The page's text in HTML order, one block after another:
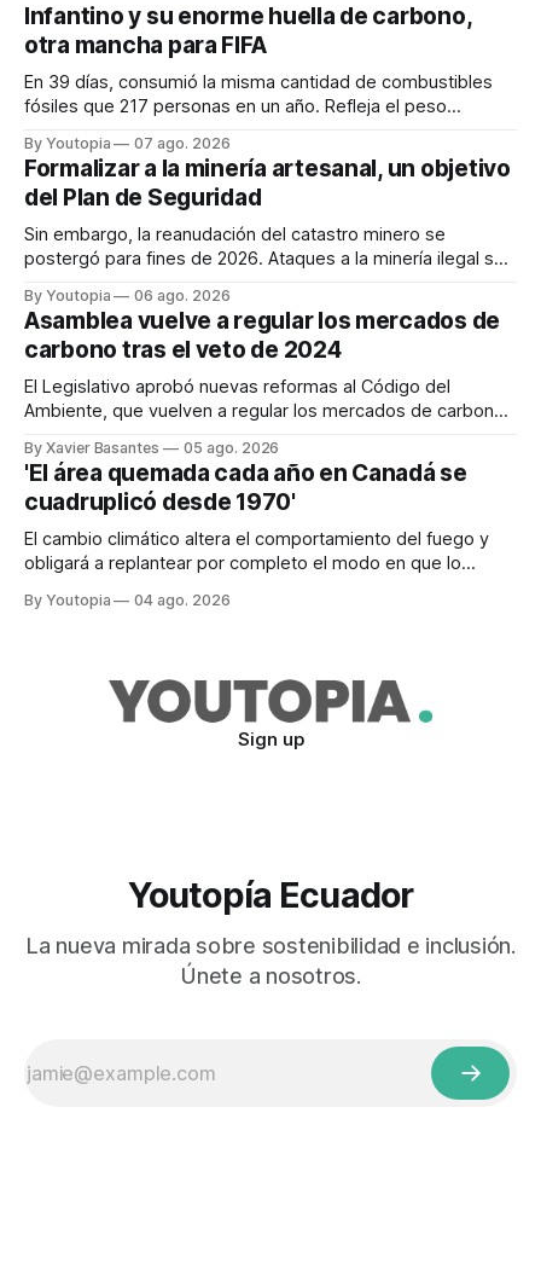
Infantino y su enorme huella de carbono,
otra mancha para FIFA
En 39 días, consumió la misma cantidad de combustibles
fósiles que 217 personas en un año. Refleja el peso
By Youtopia 07 ago. 2026
Formalizar a la minería artesanal, un objetivo
del Plan de Seguridad
Sin embargo, la reanudación del catastro minero se
postergó para fines de 2026. Ataques a la minería ilegal se
By Youtopia 06 ago. 2026
Asamblea vuelve a regular los mercados de
carbono tras el veto de 2024
El Legislativo aprobó nuevas reformas al Código del
Ambiente, que vuelven a regular los mercados de carbono,
By Xavier Basantes 05 ago. 2026
'El área quemada cada año en Canadá se
cuadruplicó desde 1970'
El cambio climático altera el comportamiento del fuego y
obligará a replantear por completo el modo en que lo
By Youtopia 04 ago. 2026
Sign up
Youtopía Ecuador
La nueva mirada sobre sostenibilidad e inclusión.
Únete a nosotros.